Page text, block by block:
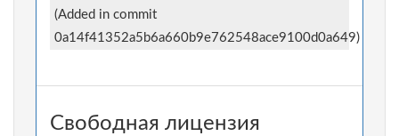
(Added in commit
0a14f41352a5b6a660b9e762548ace9100d0a649)
Свободная лицензия